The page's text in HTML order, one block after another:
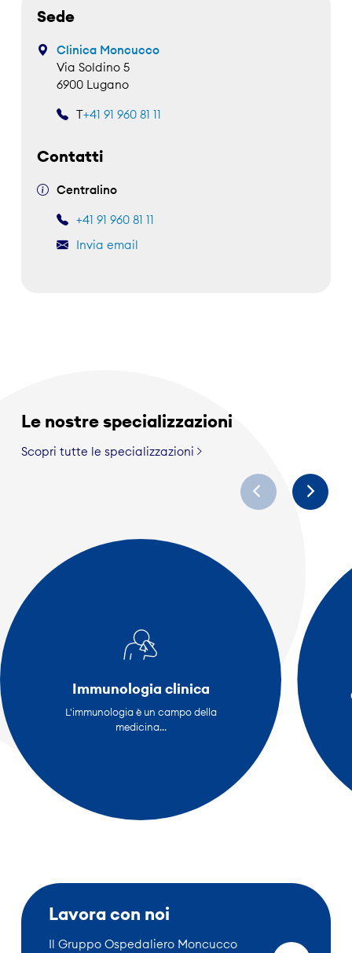
Sede
Clinica Moncucco
Via Soldino 5
6900 Lugano
T+41 91 960 81 11
Contatti
Centralino
+41 91 960 81 11
Invia email
Le nostre specializzazioni
Scopri tutte le specializzazioni
Immunologia clinica
L'immunologia è un campo della
medicina...
Lavora con noi
Il Gruppo Ospedaliero Moncucco